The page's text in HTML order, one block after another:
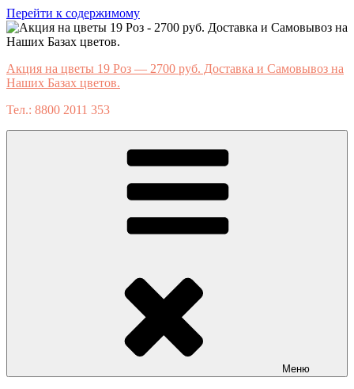
Перейти к содержимому
Акция на цветы 19 Роз — 2700 руб. Доставка и Самовывоз на
Наших Базах цветов.
Тел.: 8800 2011 353
Меню